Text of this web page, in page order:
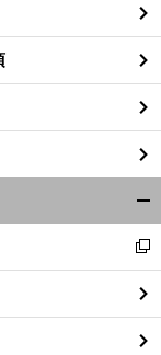
前
閉
る
新
し
い
ウ
ィ